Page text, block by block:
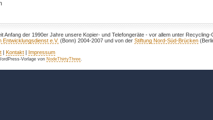
Anfang der 1990er Jahre unsere Kopier- und Telefongeräte - vor allem unter
Entwicklungsdienst e.V. (Bonn) 2004-2007 und von der Stiftung Nord-Süd-Brücken
| Kontakt| Impressum
Vorlage von NodeThirtyThree.